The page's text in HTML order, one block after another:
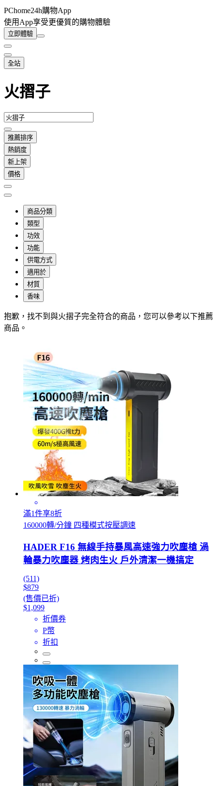
PChome24h購物App
使用App享受更優質的購物體驗
立即體驗
全站
火摺子
推薦排序
熱銷度
新上架
價格
商品分類
類型
功效
功能
供電方式
適用於
材質
香味
抱歉， 找不到與火摺子完全符合的商品，您可以參考以下推薦
商品 。
滿1件享8折
160000轉/分鐘 四種模式按壓調速
HADER F16 無線手持暴風高速強力吹塵槍 渦
輪暴力吹塵器 烤肉生火 戶外清潔一機搞定
(511)
$879
(售價已折)
$1,099
折價券
P幣
折扣